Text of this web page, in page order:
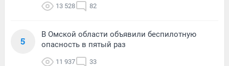
13 528 82
5
В Омской области объявили беспилотную
опасность в пятый раз
11 937 33